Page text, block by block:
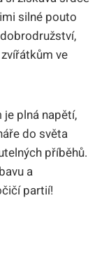
silné pouto
ve
plná napětí,
do světa
příběhů.
a
partií!